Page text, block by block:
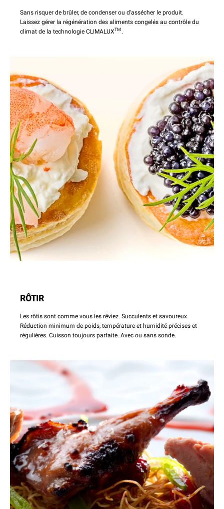
Sans risquer de brûler, de condenser ou d'assécher le produit.
Laissez gérer la régénération des aliments congelés au contrôle du
climat de la technologie CLIMALUXTM .
RÔTIR
Les rôtis sont comme vous les rêviez. Succulents et savoureux.
Réduction minimum de poids, température et humidité précises et
régulières. Cuisson toujours parfaite. Avec ou sans sonde.